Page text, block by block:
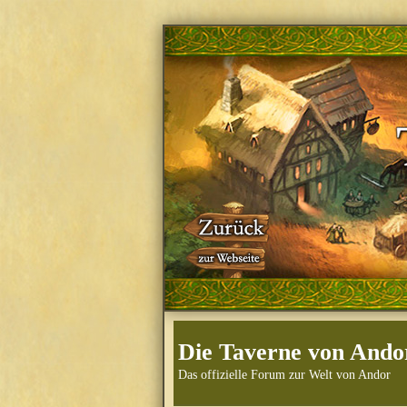
Die Taverne von
Das offizielle Forum zur Welt von Andor